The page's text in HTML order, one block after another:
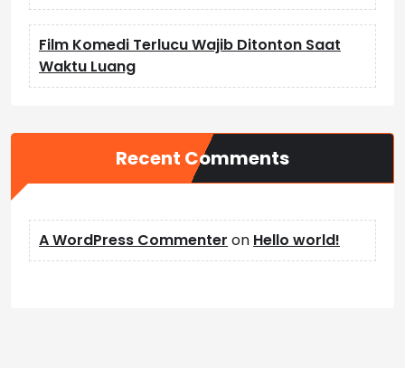
Film Komedi Terlucu Wajib Ditonton Saat
Waktu Luang
Recent Comments
A WordPress Commenter on Hello world!